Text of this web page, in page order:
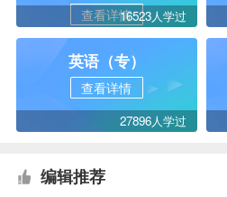
查看详情16523人学过
英语（专）
查看详情
27896人学过
编辑推荐